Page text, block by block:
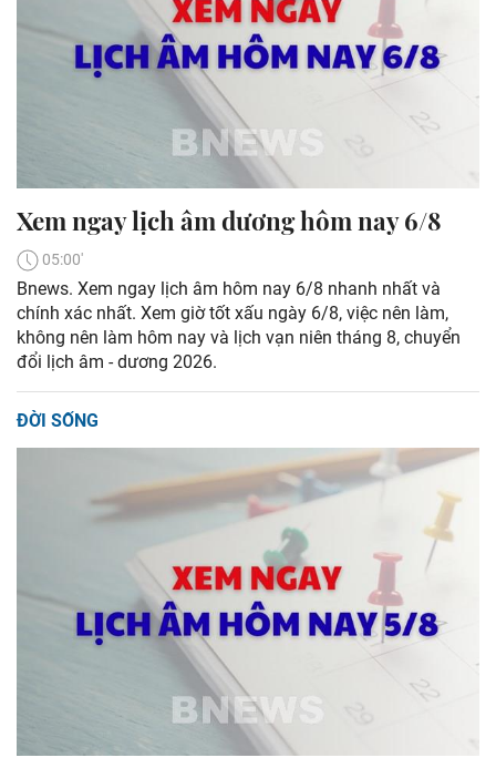
Xem ngay lịch âm dương hôm nay 6/8
05:00'
Bnews. Xem ngay lịch âm hôm nay 6/8 nhanh nhất và
chính xác nhất. Xem giờ tốt xấu ngày 6/8, việc nên làm,
không nên làm hôm nay và lịch vạn niên tháng 8, chuyển
đổi lịch âm - dương 2026.
ĐỜI SỐNG